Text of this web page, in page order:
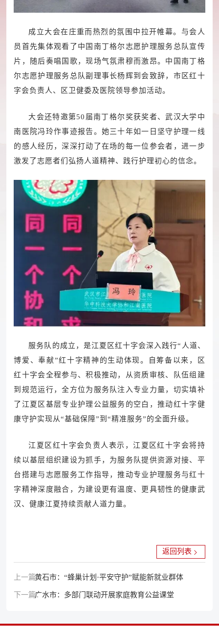
成立大会在庄重而热烈的氛围中拉开帷幕。与会人
员首先集体观看了中国南丁格尔志愿护理服务总队宣传
片，随后奏唱国歌，现场气氛肃穆而激昂。中国南丁格
尔志愿护理服务总队副理事长杨辉到会致辞，市区红十
字会负责人、区卫健委及医院领导参加活动。
大会还特邀第50届南丁格尔奖获奖者、武汉大学中
南医院冯玲作事迹报告。她三十年如一日坚守护理一线
的感人经历，深深打动了在场的每一位参会者，进一步
激发了志愿者们弘扬人道精神、践行护理初心的信念。
服务队的成立，是江夏区红十字会深入践行“人道、
博爱、奉献”红十字精神的生动体现。自筹备以来，区
红十字会全程参与、积极推动，从资质审核、队伍组建
到规范运行，全方位为服务队注入专业力量，切实填补
了江夏区基层专业护理公益服务的空白，推动红十字健
康守护实现从“基础保障”到“精准服务”的全面升级。
江夏区红十字会负责人表示，江夏区红十字会将持
续以基层组织建设为抓手，为服务队提供资源对接、平
台搭建与志愿服务工作指导，推动专业护理服务与红十
字精神深度融合，为建设更有温度、更具韧性的健康武
汉、健康江夏持续贡献人道力量。
上一篇：黄石市：“蜂巢计划·平安守护”赋能新就业群体
下一篇：广水市：多部门联动开展家庭教育公益课堂
返回列表